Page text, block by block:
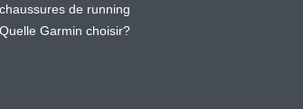
chaussures de running
Quelle Garmin choisir?